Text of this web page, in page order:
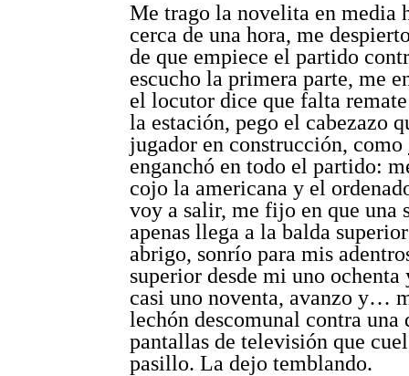
Me trago la novelita en media
cerca de una hora, me
de que empiece el partido
escucho la primera parte, me
el locutor dice que falta
la estación, pego el cabezazo
jugador en construcción, como
enganchó en todo el partido:
cojo la americana y el
voy a salir, me fijo en que una
apenas llega a la balda
abrigo, sonrío para mis
superior desde mi uno ochenta
casi uno noventa, avanzo y…
lechón descomunal contra una
pantallas de televisión que
pasillo. La dejo temblando.